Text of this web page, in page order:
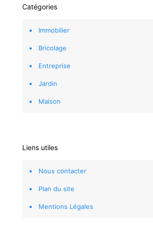
Catégories
Immobilier
Bricolage
Entreprise
Jardin
Maison
Liens utiles
Nous contacter
Plan du site
Mentions Légales